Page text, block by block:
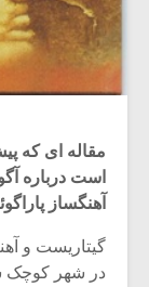
مقاله ای که
است درباره
آهنگساز
گیتاریست و